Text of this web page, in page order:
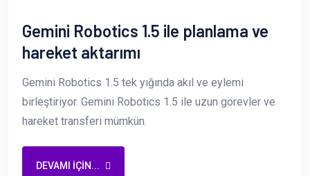
Gemini Robotics 1.5 ile planlama ve
hareket aktarımı
Gemini Robotics 1.5 tek yığında akıl ve eylemi
birleştiriyor. Gemini Robotics 1.5 ile uzun görevler ve
hareket transferi mümkün.
DEVAMI IÇIN...